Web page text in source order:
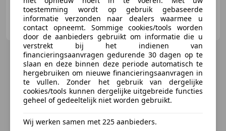
BANN Automotive
NL-7472 DD GOOR
toestemming wordt op gebruik gebaseerde
informatie verzonden naar dealers waarmee u
contact opneemt. Sommige cookies/tools worden
door de aanbieders gebruikt om informatie die u
verstrekt bij het indienen van
financieringsaanvragen gedurende 30 dagen op te
slaan en deze binnen deze periode automatisch te
hergebruiken om nieuwe financieringsaanvragen in
te vullen. Zonder het gebruik van dergelijke
cookies/tools kunnen dergelijke uitgebreide functies
geheel of gedeeltelijk niet worden gebruikt.
Wij werken samen met 225 aanbieders.